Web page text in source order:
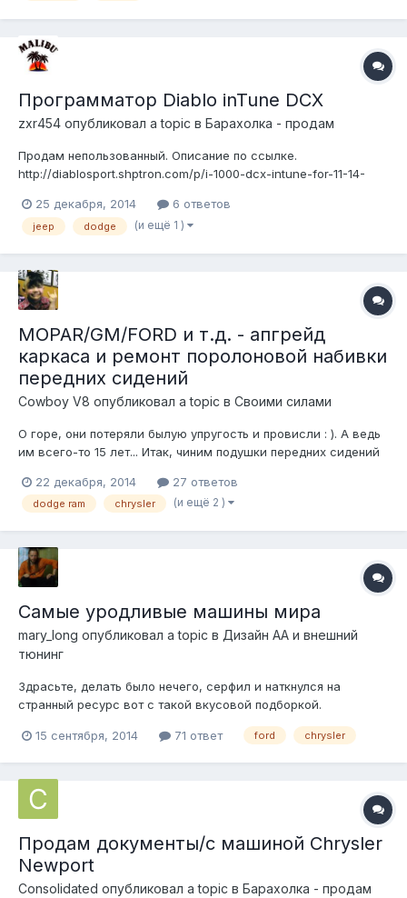
Программатор Diablo inTune DCX
zxr454 опубликовал a topic в Барахолка - продам
Продам непользованный. Описание по ссылке.
http://diablosport.shptron.com/p/i-1000-dcx-intune-for-11-14-
25 декабря, 2014
6 ответов
jeep dodge (и ещё 1 )
MOPAR/GM/FORD и т.д. - апгрейд
каркаса и ремонт поролоновой набивки
передних сидений
Cowboy V8 опубликовал a topic в Своими силами
О горе, они потеряли былую упругость и провисли : ). А ведь
им всего-то 15 лет... Итак, чиним подушки передних сидений
вид спереди. Видно, как обвисли края, особенно наружный
правый (на фото - левый), т.к. именно по нему съезжают
22 декабря, 2014 27 ответов
dodge ram chrysler (и ещё 2 )
Самые уродливые машины мира
mary_long опубликовал a topic в Дизайн АА и внешний
тюнинг
Здрасьте, делать было нечего, серфил и наткнулся на
странный ресурс вот с такой вкусовой подборкой.
поделиться ссылкой http://driveride.ru/samye-urodlivye-
мысли, однако)
15 сентября, 2014 71 ответ ford chrysler
Продам документы/с машиной Chrysler
Newport
Consolidated опубликовал a topic в Барахолка - продам